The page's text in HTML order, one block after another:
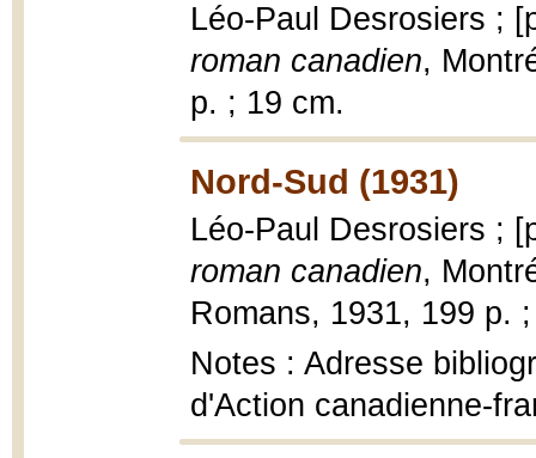
Léo-Paul Desrosiers ;
roman canadien,
p. ; 19 cm.
Nord-Sud (1931)
Léo-Paul Desrosiers ;
roman canadien,
Romans, 1931, 199 p.
Notes : Adresse
d'Action canadienne-